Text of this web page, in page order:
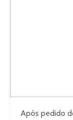
Após pedido